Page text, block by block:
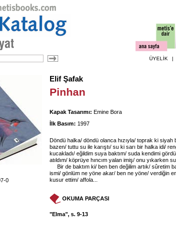
ÜYELİK |
0
Elif Şafak
Pinhan
Kapak Tasarımı: Emine Bora
İlk Basım: 1997
Döndü halka/ döndü olanca hızıyla/ toprak ki siyah
bazen/ tuttu su ile karıştı/ su ki sarı bir halka idi/
kucakladı/ eğildim suya baktım/ suda kendimi
atıldım/ köprüye hıncım yalan imiş/ onu yıkarken
Bir de baktım ki/ ben ben değilim artık/ sûretim
ismi/ gönlüm ne yöne akar/ ben ne yöne/ verdiğin
kusur ettim/ affola...
OKUMA PARÇASI
"Elma", s. 9-13